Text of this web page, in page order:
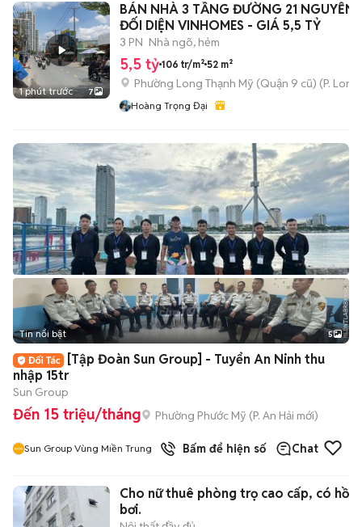
1 phút trước 7
BÁN NHÀ 3 TẦNG ĐƯỜNG 21 NGUYỄN
ĐỐI DIỆN VINHOMES - GIÁ 5,5 TỶ
3 PN Nhà ngõ, hẻm
5,5 tỷ 106 tr/m² 52 m²
Phường Long Thạnh Mỹ (Quận 9 cũ) (P.
Hoàng Trọng Đại
Tin nổi bật 5
[Tập Đoàn Sun Group] - Tuyển An Ninh thu
nhập 15tr
Sun Group
Đến 15 triệu/tháng Phường Phước Mỹ (P. An Hải mới)
Sun Group Vùng Miền Trung Bấm để hiện số Chat
Cho nữ thuê phòng trọ cao cấp, có hồ
bơi.